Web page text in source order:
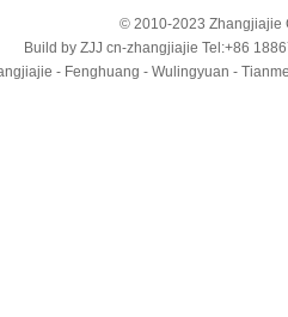
© 2010-2023 Zhangjiajie
Build by ZJJ cn-zhangjiajie Tel:+86
- Fenghuang - Wulingyuan -